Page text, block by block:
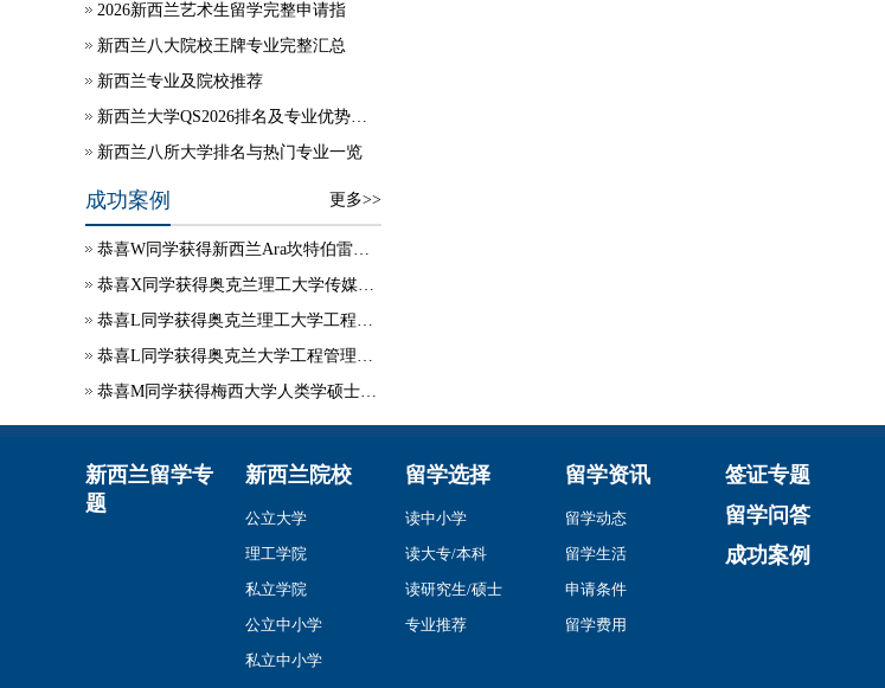
2026新西兰艺术生留学完整申请指
新西兰八大院校王牌专业完整汇总
新西兰专业及院校推荐
新西兰大学QS2026排名及专业优势说明
新西兰八所大学排名与热门专业一览
成功案例 更多>>
恭喜W同学获得新西兰Ara坎特伯雷理工学院学生签证
恭喜X同学获得奥克兰理工大学传媒硕士录取
恭喜L同学获得奥克兰理工大学工程项目管理硕士录取
恭喜L同学获得奥克兰大学工程管理硕士录取
恭喜M同学获得梅西大学人类学硕士录取
新西兰留学专
题
新西兰院校
公立大学
理工学院
私立学院
公立中小学
私立中小学
留学选择
读中小学
读大专/本科
读研究生/硕士
专业推荐
留学资讯
留学动态
留学生活
申请条件
留学费用
签证专题
留学问答
成功案例